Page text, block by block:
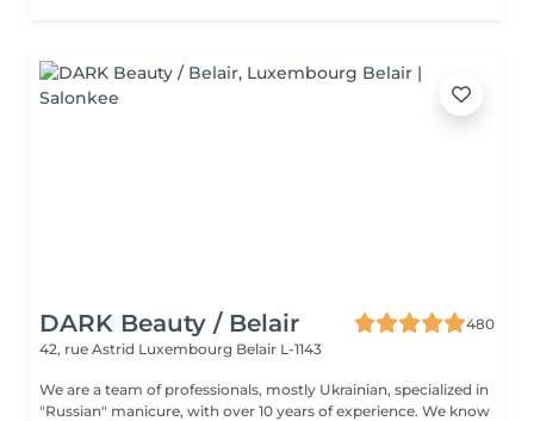
DARK Beauty / Belair
480
42, rue Astrid Luxembourg Belair L-1143
We are a team of professionals, mostly Ukrainian, specialized in
"Russian" manicure, with over 10 years of experience. We know